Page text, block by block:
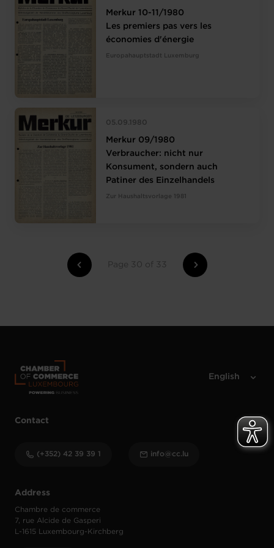
Merkur 10-11/1980
Les premiers pas vers les
économies d'énergie
Europahauptstadt Luxemburg
05.09.1980
Merkur 09/1980
Verbraucher: nicht nur
Konsument, sondern auch
Patiner des Einzelhandels
Zur Haushaltsvorlage 1981
Page 30 of 33
Address
Chambre de commerce
7, rue Alcide de Gasperi
L-1615 Luxembourg-Kirchberg
Contact
(+352) 42 39 39 1 info@cc.lu